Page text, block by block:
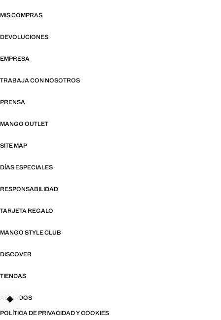
MIS COMPRAS
DEVOLUCIONES
EMPRESA
TRABAJA CON NOSOTROS
PRENSA
MANGO OUTLET
SITE MAP
DÍAS ESPECIALES
RESPONSABILIDAD
TARJETA REGALO
MANGO STYLE CLUB
DISCOVER
TIENDAS
AFILIADOS
POLÍTICA DE PRIVACIDAD Y COOKIES